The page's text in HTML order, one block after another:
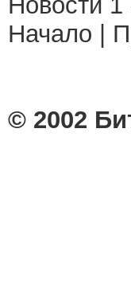
Начало |
© 2002